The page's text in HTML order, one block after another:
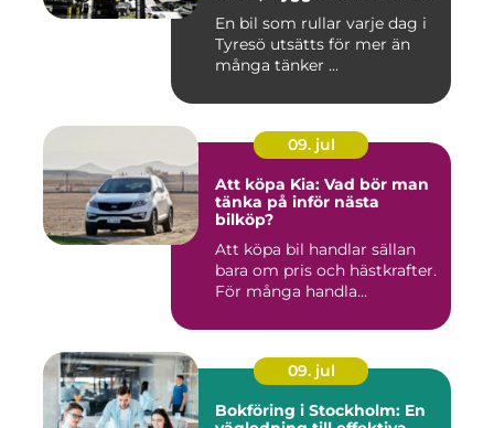
En bil som rullar varje dag i
Tyresö utsätts för mer än
många tänker ...
09. jul
Att köpa Kia: Vad bör man
tänka på inför nästa
bilköp?
Att köpa bil handlar sällan
bara om pris och hästkrafter.
För många handla...
09. jul
Bokföring i Stockholm: En